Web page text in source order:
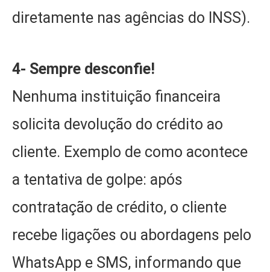
diretamente nas agências do INSS).
4- Sempre desconfie!
Nenhuma instituição financeira
solicita devolução do crédito ao
cliente. Exemplo de como acontece
a tentativa de golpe: após
contratação de crédito, o cliente
recebe ligações ou abordagens pelo
WhatsApp e SMS, informando que